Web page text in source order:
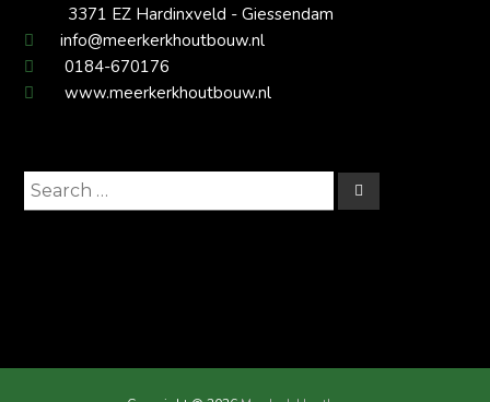
3371 EZ Hardinxveld - Giessendam
info@meerkerkhoutbouw.nl
0184-670176
www.meerkerkhoutbouw.nl
Search
for:
Search